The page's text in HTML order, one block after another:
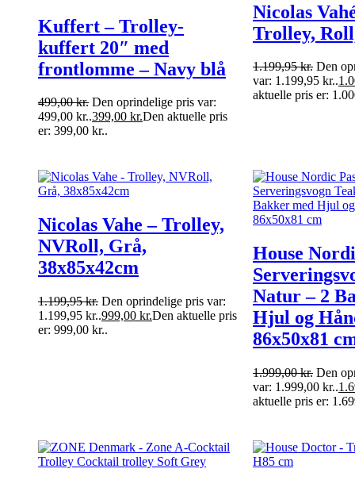
Kuffert – Trolley-
kuffert 20″ med
frontlomme – Navy blå
499,00kr. Den oprindelige pris var:
499,00 kr..399,00 kr.Den aktuelle pris
er: 399,00 kr..
Nicolas
Trolley,
1.199,95kr. Den
var: 1.199,95 kr..
aktuelle pris er:
Nicolas Vahe – Trolley,
NVRoll, Grå,
38x85x42cm
1.199,95kr. Den oprindelige pris var:
1.199,95 kr..999,00 kr.Den aktuelle pris
er: 999,00 kr..
House
Natur – 2
Hjul og
86x50x81
1.999,00kr. Den
var: 1.999,00 kr..
aktuelle pris er: